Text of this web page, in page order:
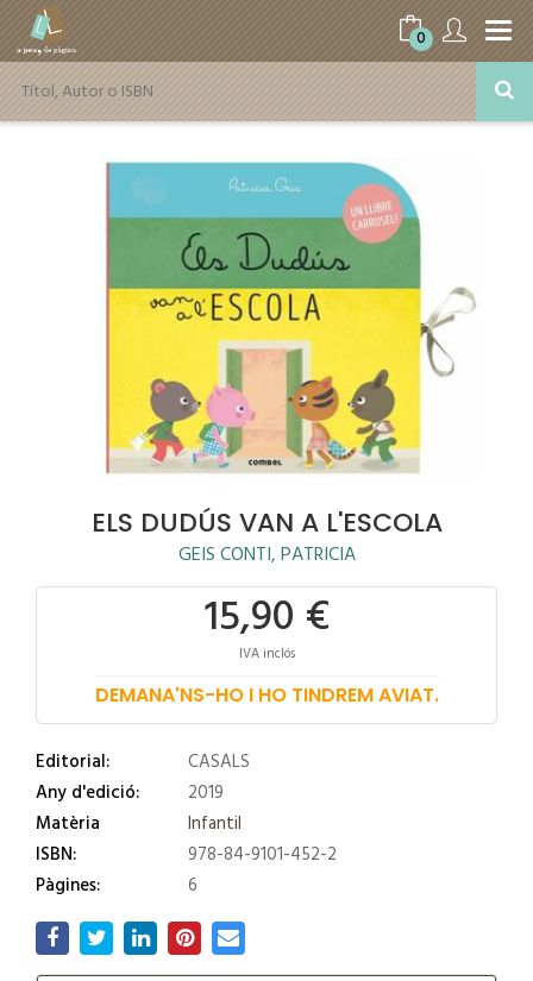
0
ELS DUDÚS VAN A L'ESCOLA
GEIS CONTI, PATRICIA
15,90 €
IVA inclós
DEMANA'NS-HO I HO TINDREM AVIAT.
Editorial:
CASALS
Any d'edició:
2019
Matèria
Infantil
ISBN:
978-84-9101-452-2
Pàgines:
6